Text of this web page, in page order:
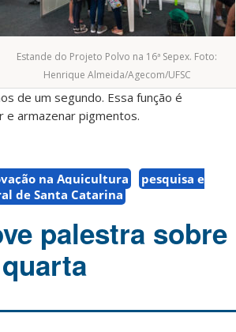
Estande do Projeto Polvo na 16ª Sepex. Foto:
Henrique Almeida/Agecom/UFSC
de um segundo. Essa função é
e armazenar pigmentos.
na Aquicultura
pesquisa e
de Santa Catarina
palestra sobre